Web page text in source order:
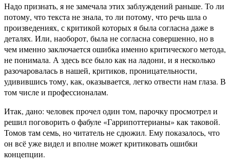
Надо признать, я не замечала этих заблуждений раньше. То ли
потому, что текста не знала, то ли потому, что речь шла о
произведениях, с критикой которых я была согласна даже в
деталях. Или, наоборот, была не согласна совершенно, но в
чем именно заключается ошибка именно критического метода,
не понимала. А здесь все было как на ладони, и я несколько
разочаровалась в нашей, критиков, проницательности,
удивившись тому, как, оказывается, легко отвести нам глаза. В
том числе и профессионалам.
Итак, дано: человек прочел один том, парочку просмотрел и
решил поговорить о фабуле «Гаррипоттерианы» как таковой.
Томов там семь, но читатель не сдюжил. Ему показалось, что
он всё уже видел и вполне может критиковать ошибки
концепции.